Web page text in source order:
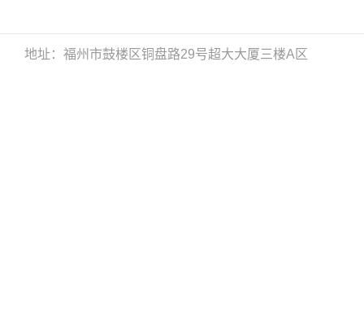
地址：福州市鼓楼区铜盘路29号超大大厦三楼A区